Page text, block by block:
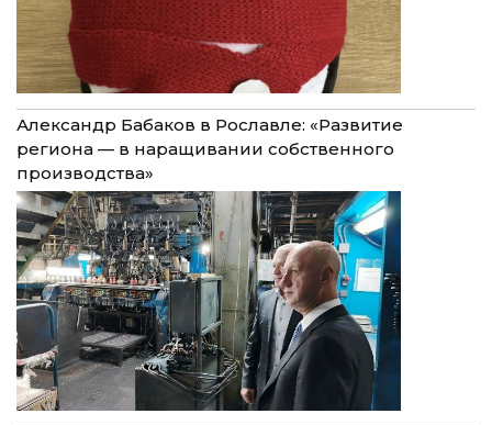
Александр Бабаков в Рославле: «Развитие
региона — в наращивании собственного
производства»